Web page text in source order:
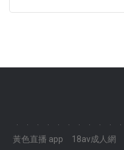
黃色直播 app
18av成人網